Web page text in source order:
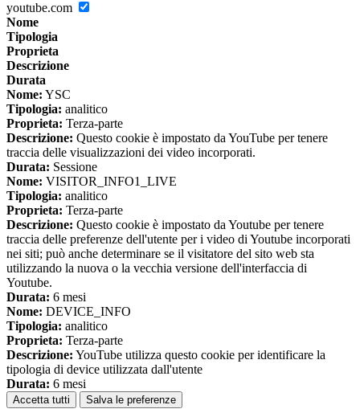
youtube.com
Nome
Tipologia
Proprieta
Descrizione
Durata
Nome: YSC
Tipologia: analitico
Proprieta: Terza-parte
Descrizione: Questo cookie è impostato da YouTube per tenere
traccia delle visualizzazioni dei video incorporati.
Durata: Sessione
Nome: VISITOR_INFO1_LIVE
Tipologia: analitico
Proprieta: Terza-parte
Descrizione: Questo cookie è impostato da Youtube per tenere
traccia delle preferenze dell'utente per i video di Youtube incorporati
nei siti; può anche determinare se il visitatore del sito web sta
utilizzando la nuova o la vecchia versione dell'interfaccia di
Youtube.
Durata: 6 mesi
Nome: DEVICE_INFO
Tipologia: analitico
Proprieta: Terza-parte
Descrizione: YouTube utilizza questo cookie per identificare la
tipologia di device utilizzata dall'utente
Durata: 6 mesi
Accetta tutti Salva le preferenze